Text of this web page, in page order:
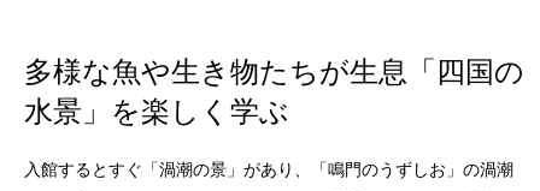
多様な魚や生き物たちが生息「四国の
水景」を楽しく学ぶ
入館するとすぐ「渦潮の景」があり、「鳴門のうずしお」の渦潮